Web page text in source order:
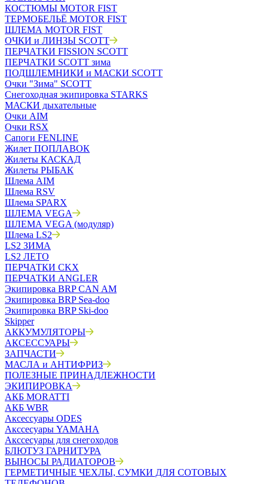
КОСТЮМЫ MOTOR FIST
ТЕРМОБЕЛЬЁ MOTOR FIST
ШЛЕМА MOTOR FIST
ОЧКИ и ЛИНЗЫ SCOTT
ПЕРЧАТКИ FISSION SCOTT
ПЕРЧАТКИ SCOTT зима
ПОДШЛЕМНИКИ и МАСКИ SCOTT
Очки "Зима" SCOTT
Снегоходная экипировка STARKS
МАСКИ дыхательные
Очки AIM
Очки RSX
Сапоги FENLINE
Жилет ПОПЛАВОК
Жилеты КАСКАД
Жилеты РЫБАК
Шлема AIM
Шлема RSV
Шлема SPARX
ШЛЕМА VEGA
ШЛЕМА VEGA (модуляр)
Шлема LS2
LS2 ЗИМА
LS2 ЛЕТО
ПЕРЧАТКИ CKX
ПЕРЧАТКИ ANGLER
Экипировка BRP CAN AM
Экипировка BRP Sea-doo
Экипировка BRP Ski-doo
Skipper
АККУМУЛЯТОРЫ
АКСЕССУАРЫ
ЗАПЧАСТИ
МАСЛА и АНТИФРИЗ
ПОЛЕЗНЫЕ ПРИНАДЛЕЖНОСТИ
ЭКИПИРОВКА
АКБ MORATTI
АКБ WBR
Аксессуары ODES
Акссесуары YAMAHA
Акссесуары для снегоходов
БЛЮТУЗ ГАРНИТУРА
ВЫНОСЫ РАДИАТОРОВ
ГЕРМЕТИЧНЫЕ ЧЕХЛЫ, СУМКИ ДЛЯ СОТОВЫХ